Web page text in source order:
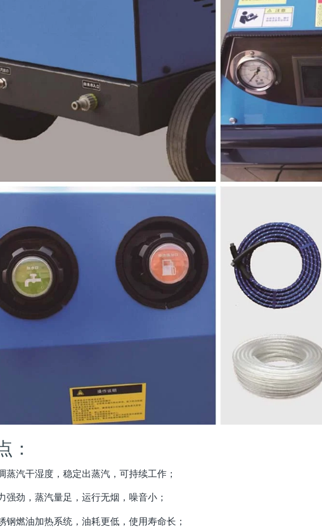
：
蒸汽干湿度，稳定出蒸汽，可持续工作；
强劲，蒸汽量足，运行无烟，噪音小；
钢燃油加热系统，油耗更低，使用寿命长；